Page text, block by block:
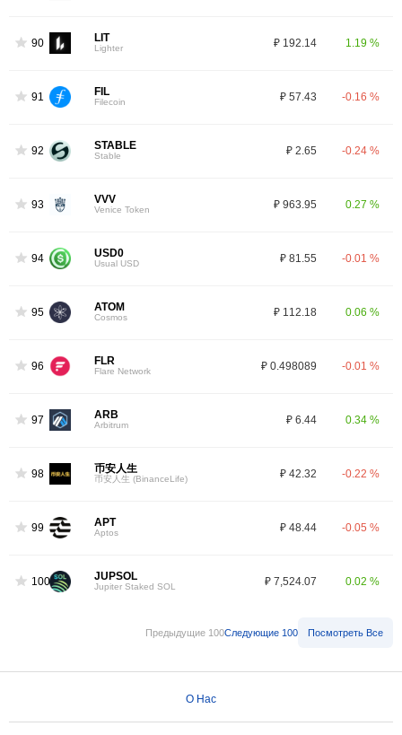
90 LIT
Lighter ₽ 192.14 1.19 %
91 FIL
Filecoin ₽ 57.43 -0.16 %
92 STABLE
Stable ₽ 2.65 -0.24 %
93 VVV
Venice Token ₽ 963.95 0.27 %
94 USD0
Usual USD ₽ 81.55 -0.01 %
95 ATOM
Cosmos ₽ 112.18 0.06 %
96 FLR
Flare Network ₽ 0.498089 -0.01 %
97 ARB
Arbitrum ₽ 6.44 0.34 %
98 币安人生
币安人生 (BinanceLife) ₽ 42.32 -0.22 %
99 APT
Aptos ₽ 48.44 -0.05 %
100 JUPSOL
Jupiter Staked SOL ₽ 7,524.07 0.02 %
Предыдущие 100Следующие 100 Посмотреть Все
О Нас